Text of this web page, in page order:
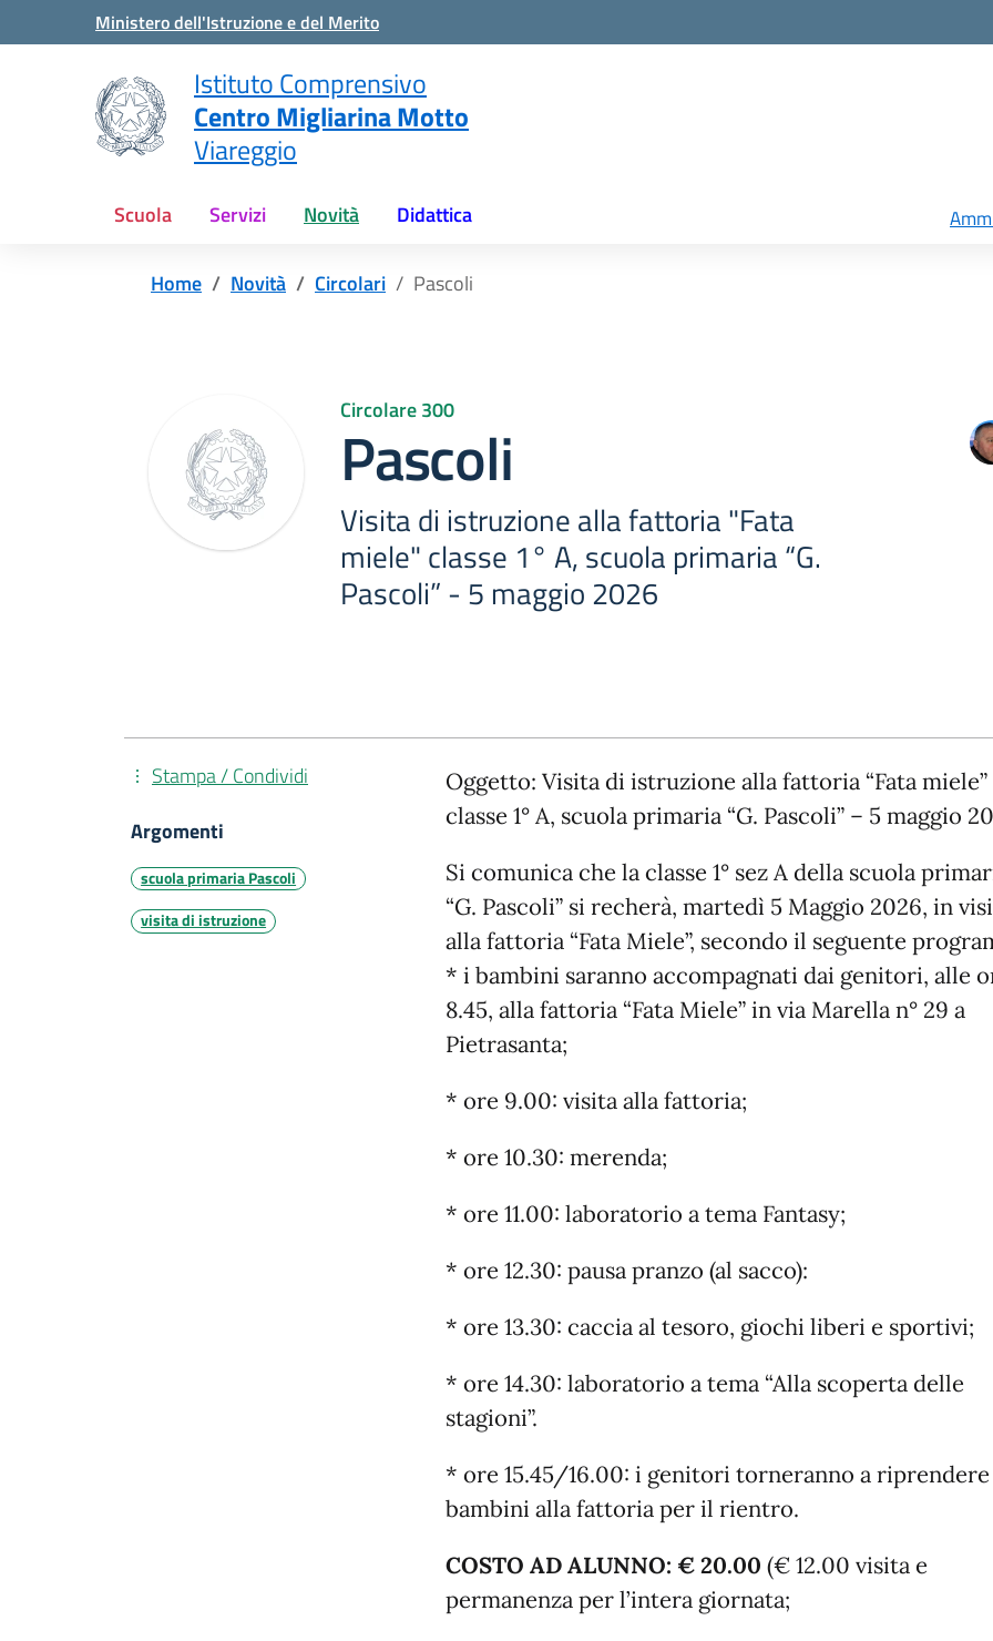
Vai ai contenuti
Vai al menu di navigazione
Ministero dell'Istruzione e del Merito
Istituto Comprensivo
Centro Migliarina Motto
Viareggio
Scuola Servizi Novità Didattica
Home Novità Circolari Pascoli
Circolare 300
Pascoli
Visita di istruzione alla fattoria "Fata
miele" classe 1° A, scuola primaria “G.
Pascoli” - 5 maggio 2026
Oggetto: Visita di istruzione alla fattoria “Fata miele”
classe 1° A, scuola primaria “G. Pascoli” – 5 maggio
Si comunica che la classe 1° sez A della scuola
“G. Pascoli” si recherà, martedì 5 Maggio 2026, in
alla fattoria “Fata Miele”, secondo il seguente
* i bambini saranno accompagnati dai genitori, alle
8.45, alla fattoria “Fata Miele” in via Marella n° 29 a
Pietrasanta;
* ore 9.00: visita alla fattoria;
* ore 10.30: merenda;
* ore 11.00: laboratorio a tema Fantasy;
* ore 12.30: pausa pranzo (al sacco):
* ore 13.30: caccia al tesoro, giochi liberi e sportivi;
* ore 14.30: laboratorio a tema “Alla scoperta delle
stagioni”.
* ore 15.45/16.00: i genitori torneranno a
bambini alla fattoria per il rientro.
COSTO AD ALUNNO: € 20.00 (€ 12.00 visita e
permanenza per l’intera giornata;
Stampa / Condividi
Argomenti
scuola primaria Pascoli
visita di istruzione